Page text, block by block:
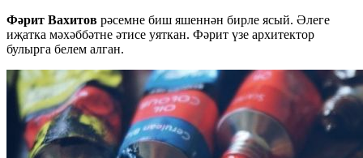
Фәрит Вахитов рәсемне биш яшеннән бирле ясый. Әлеге
иҗатка мәхәббәтне әтисе уяткан. Фәрит үзе архитектор
булырга белем алган.